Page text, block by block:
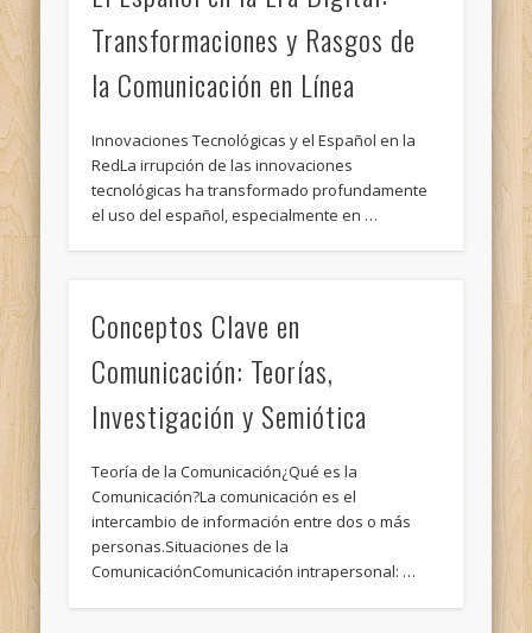
Transformaciones y Rasgos de
la Comunicación en Línea
Innovaciones Tecnológicas y el Español en la
RedLa irrupción de las innovaciones
tecnológicas ha transformado profundamente
el uso del español, especialmente en …
Conceptos Clave en
Comunicación: Teorías,
Investigación y Semiótica
Teoría de la Comunicación¿Qué es la
Comunicación?La comunicación es el
intercambio de información entre dos o más
personas.Situaciones de la
ComunicaciónComunicación intrapersonal: …